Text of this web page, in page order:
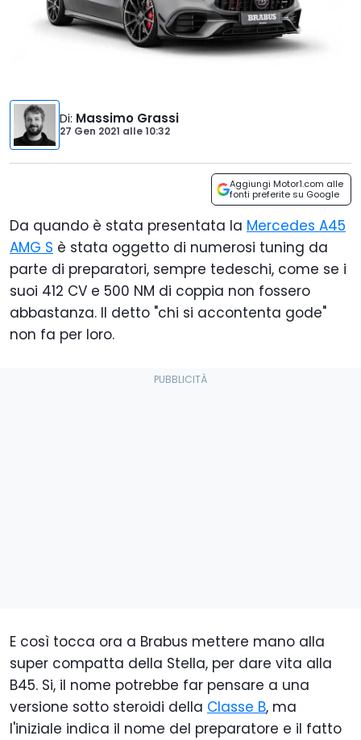
Di: Massimo Grassi
27 Gen 2021 alle10:32
Aggiungi Motor1.com alle
fonti preferite su Google
Da quando è stata presentata la Mercedes A45
AMG S è stata oggetto di numerosi tuning da
parte di preparatori, sempre tedeschi, come se i
suoi 412 CV e 500 NM di coppia non fossero
abbastanza. Il detto "chi si accontenta gode"
non fa per loro.
E così tocca ora a Brabus mettere mano alla
super compatta della Stella, per dare vita alla
B45. Si, il nome potrebbe far pensare a una
versione sotto steroidi della Classe B, ma
l'iniziale indica il nome del preparatore e il fatto